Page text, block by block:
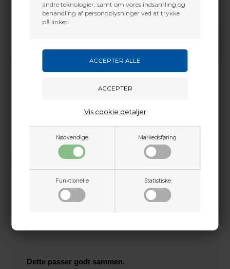
andre teknologier, samt om vores indsamling og
behandling af personoplysninger ved at trykke
på linket.
Nødvendige Markedsføring
Funktionelle Statistiske
Vis cookie detaljer
Sjælland
Vi gør vores bedste for at besvare alle henvendelser indenfor 24 timer.
Dette passer godt sammen.